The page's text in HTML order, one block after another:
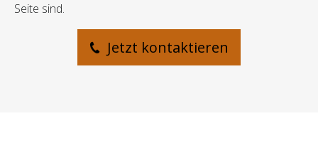
Seite sind.
Jetzt kontaktieren